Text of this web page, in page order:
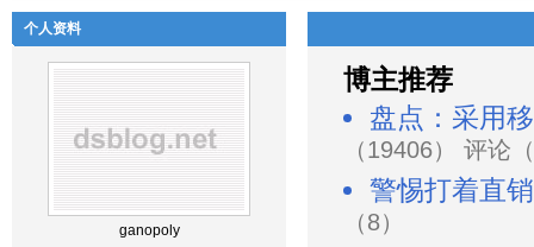
个人资料
ganopoly
博主推荐
盘点：采用
（19406） 评论
警惕打着直
（8）